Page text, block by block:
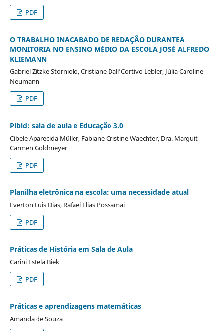
PDF
O TRABALHO INACABADO DE REDAÇÃO DURANTEA
MONITORIA NO ENSINO MÉDIO DA ESCOLA JOSÉ ALFREDO
KLIEMANN
Gabriel Zitzke Storniolo, Cristiane Dall’Cortivo Lebler, Júlia Caroline
Neumann
PDF
Pibid: sala de aula e Educação 3.0
Cibele Aparecida Müller, Fabiane Cristine Waechter, Dra. Marguit
Carmen Goldmeyer
PDF
Planilha eletrônica na escola: uma necessidade atual
Everton Luis Dias, Rafael Elias Possamai
PDF
Práticas de História em Sala de Aula
Carini Estela Biek
PDF
Práticas e aprendizagens matemáticas
Amanda de Souza